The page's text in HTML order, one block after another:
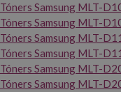
Tóners Samsung MLT-
Tóners Samsung MLT-
Tóners Samsung MLT-
Tóners Samsung MLT-
Tóners Samsung MLT-
Tóners Samsung MLT-